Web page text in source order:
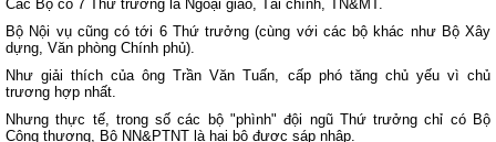
Các Bộ có 7 Thứ trưởng là Ngoại giao, Tài chính, TN&MT.
Bộ Nội vụ cũng có tới 6 Thứ trưởng (cùng với các bộ khác như Bộ Xây
dựng, Văn phòng Chính phủ).
Như giải thích của ông Trần Văn Tuấn, cấp phó tăng chủ yếu vì chủ
trương hợp nhất.
Nhưng thực tế, trong số các bộ "phình" đội ngũ Thứ trưởng chỉ có Bộ
Công thương, Bộ NN&PTNT là hai bộ được sáp nhập.